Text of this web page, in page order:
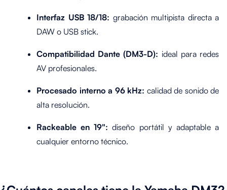
Interfaz USB 18/18: grabación multipista directa a
DAW o USB stick.
Compatibilidad Dante (DM3-D): ideal para redes
AV profesionales.
Procesado interno a 96 kHz: calidad de sonido de
alta resolución.
Rackeable en 19": diseño portátil y adaptable a
cualquier entorno técnico.